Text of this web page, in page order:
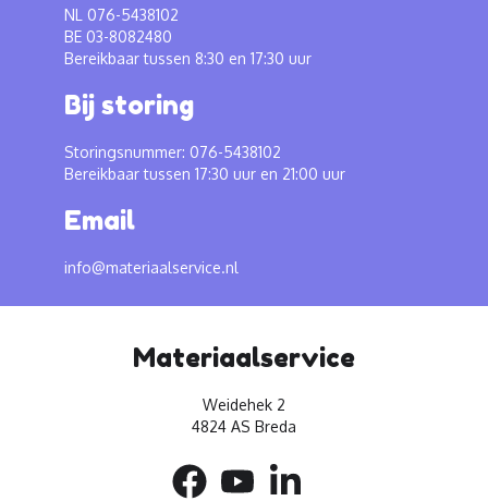
NL 076-5438102
BE 03-8082480
Bereikbaar tussen 8:30 en 17:30 uur
Bij storing
Storingsnummer: 076-5438102
Bereikbaar tussen 17:30 uur en 21:00 uur
Email
info@materiaalservice.nl
Materiaalservice
Weidehek 2
4824 AS Breda